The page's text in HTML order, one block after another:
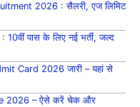
2026 : सैलरी, एज लिमिट
पास के लिए नई भर्ती, जल्द
Card 2026 जारी – यहां से
2026 – ऐसे करें चेक और